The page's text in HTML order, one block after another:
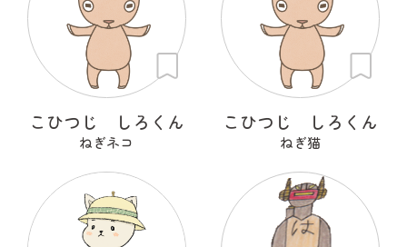
こひつじ しろくん
ねぎネコ
こひつじ しろくん
ねぎ猫